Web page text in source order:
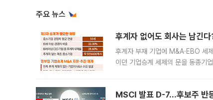
주요 뉴스
후계자 없어도 회사는 남긴
후계자 부재 기업에 M&A·EBO 세
이던 기업승계 세제의 문을 동종기
MSCI 발표 D-7…후보주 반